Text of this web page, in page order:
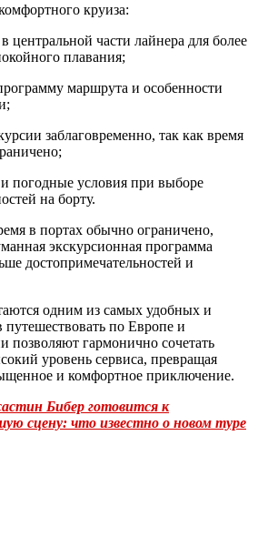
круиза:
центральной части лайнера для более
плавания;
маршрута и особенности
заблаговременно, так как время
погодные условия при выборе
на борту.
в портах обычно ограничено,
экскурсионная программа
достопримечательностей и
одним из самых удобных и
по Европе и
гармонично сочетать
уровень сервиса, превращая
и комфортное приключение.
Бибер готовится к
сцену: что известно о новом туре